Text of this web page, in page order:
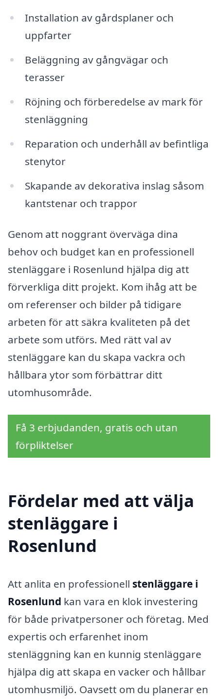
Installation av gårdsplaner och
uppfarter
Beläggning av gångvägar och
terasser
Röjning och förberedelse av mark för
stenläggning
Reparation och underhåll av befintliga
stenytor
Skapande av dekorativa inslag såsom
kantstenar och trappor
Genom att noggrant överväga dina
behov och budget kan en professionell
stenläggare i Rosenlund hjälpa dig att
förverkliga ditt projekt. Kom ihåg att be
om referenser och bilder på tidigare
arbeten för att säkra kvaliteten på det
arbete som utförs. Med rätt val av
stenläggare kan du skapa vackra och
hållbara ytor som förbättrar ditt
utomhusområde.
Få 3 erbjudanden, gratis och utan
förpliktelser
Fördelar med att välja
stenläggare i
Rosenlund
Att anlita en professionell stenläggare i
Rosenlund kan vara en klok investering
för både privatpersoner och företag. Med
expertis och erfarenhet inom
stenläggning kan en kunnig stenläggare
hjälpa dig att skapa en vacker och hållbar
utomhusmiljö. Oavsett om du planerar en